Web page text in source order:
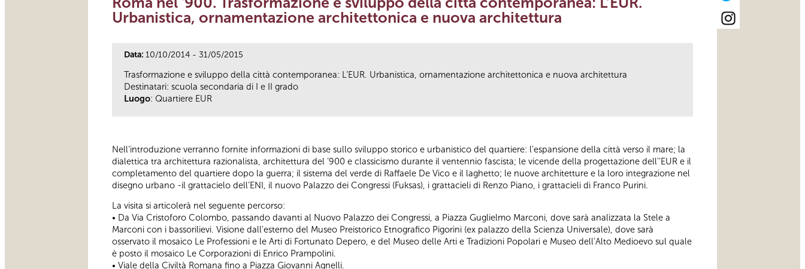
Urbanistica, ornamentazione architettonica e nuova architettura
Data: 10/10/2014 - 31/05/2015
Trasformazione e sviluppo della città contemporanea: L’EUR. Urbanistica, ornamentazione architettonica e nuova architettura
Destinatari: scuola secondaria di I e II grado
Luogo: Quartiere EUR
Nell’introduzione verranno fornite informazioni di base sullo sviluppo storico e urbanistico del quartiere: l’espansione della città verso il mare; la
dialettica tra architettura razionalista, architettura del ‘900 e classicismo durante il ventennio fascista; le vicende della progettazione dell’’EUR e il
completamento del quartiere dopo la guerra; il sistema del verde di Raffaele De Vico e il laghetto; le nuove architetture e la loro integrazione nel
disegno urbano -il grattacielo dell’ENI, il nuovo Palazzo dei Congressi (Fuksas), i grattacieli di Renzo Piano, i grattacieli di Franco Purini.
La visita si articolerà nel seguente percorso:
• Da Via Cristoforo Colombo, passando davanti al Nuovo Palazzo dei Congressi, a Piazza Guglielmo Marconi, dove sarà analizzata la Stele a
Marconi con i bassorilievi. Visione dall'esterno del Museo Preistorico Etnografico Pigorini (ex palazzo della Scienza Universale), dove sarà
osservato il mosaico Le Professioni e le Arti di Fortunato Depero, e del Museo delle Arti e Tradizioni Popolari e Museo dell’Alto Medioevo sul quale
è posto il mosaico Le Corporazioni di Enrico Prampolini.
• Viale della Civiltà Romana fino a Piazza Giovanni Agnelli.